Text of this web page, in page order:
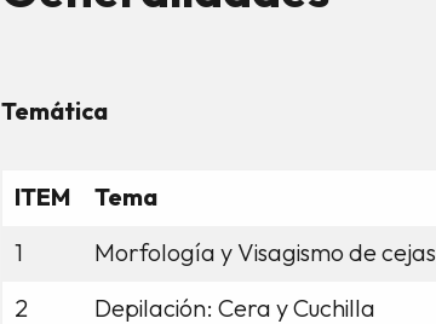
Temática
ITEM
Tema
1
Morfología y Visagismo de cejas
2
Depilación: Cera y Cuchilla